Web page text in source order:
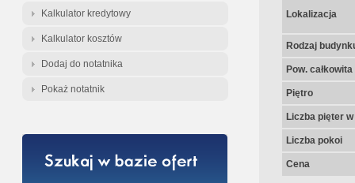
Kalkulator kredytowy
Kalkulator kosztów
Dodaj do notatnika
Pokaż notatnik
Lokalizacja
Rodzaj
Pow.
Piętro
Liczba pięter
Liczba pokoi
Cena